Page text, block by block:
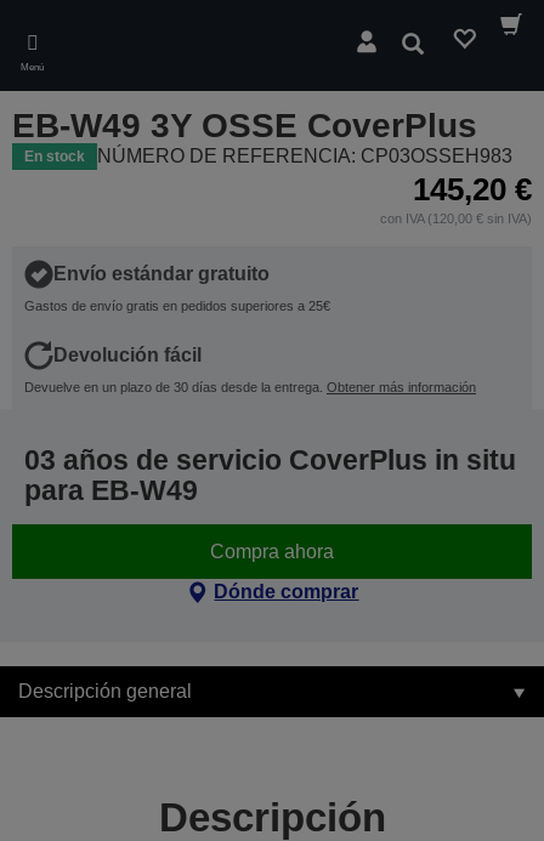
main
content
Menú
Buscar
EB-W49 3Y OSSE CoverPlus
En stock NÚMERO DE REFERENCIA: CP03OSSEH983
145,20 €
con IVA (120,00 € sin IVA)
Envío estándar gratuito
Gastos de envío gratis en pedidos superiores a 25€
Devolución fácil
Devuelve en un plazo de 30 días desde la entrega. Obtener más información
03 años de servicio CoverPlus in situ
para EB-W49
Compra ahora
Dónde comprar
Descripción general
Descripción